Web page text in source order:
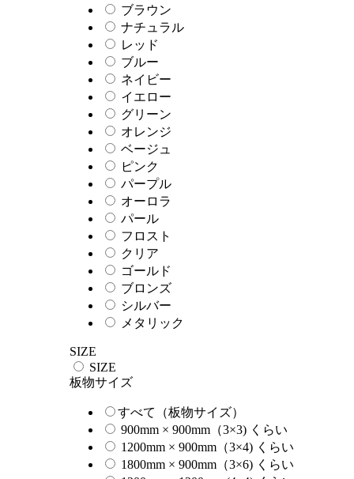
ブラウン
ナチュラル
レッド
ブルー
ネイビー
イエロー
グリーン
オレンジ
ベージュ
ピンク
パープル
オーロラ
パール
フロスト
クリア
ゴールド
ブロンズ
シルバー
メタリック
SIZE
SIZE
板物サイズ
すべて（板物サイズ）
900mm × 900mm（3×3) くらい
1200mm × 900mm（3×4) くらい
1800mm × 900mm（3×6) くらい